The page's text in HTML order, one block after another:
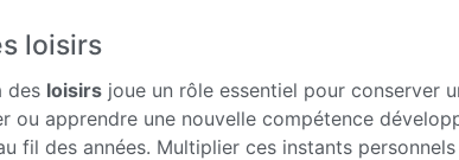
loisirs
des loisirs joue un rôle essentiel pour conserver
ou apprendre une nouvelle compétence
fil des années. Multiplier ces instants